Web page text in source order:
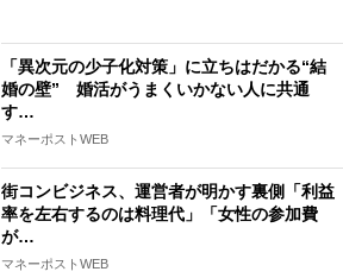
「異次元の少子化対策」に立ちはだかる“結
婚の壁” 婚活がうまくいかない人に共通
す…
マネーポストWEB
街コンビジネス、運営者が明かす裏側「利益
率を左右するのは料理代」「女性の参加費
が…
マネーポストWEB